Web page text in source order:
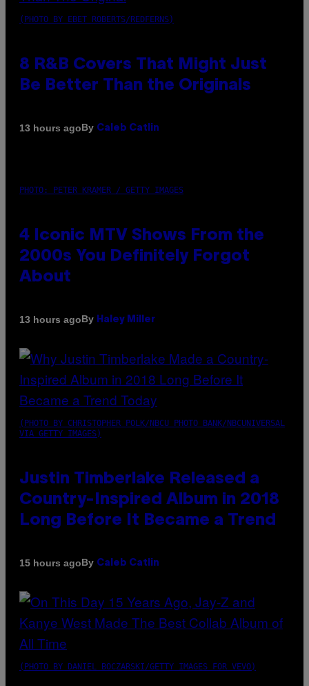
(PHOTO BY EBET ROBERTS/REDFERNS)
8 R&B Covers That Might Just
Be Better Than the Originals
13 hours agoBy Caleb Catlin
PHOTO: PETER KRAMER / GETTY IMAGES
4 Iconic MTV Shows From the
2000s You Definitely Forgot
About
13 hours agoBy Haley Miller
(PHOTO BY CHRISTOPHER POLK/NBCU PHOTO BANK/NBCUNIVERSAL
VIA GETTY IMAGES)
Justin Timberlake Released a
Country-Inspired Album in 2018
Long Before It Became a Trend
15 hours agoBy Caleb Catlin
(PHOTO BY DANIEL BOCZARSKI/GETTY IMAGES FOR VEVO)